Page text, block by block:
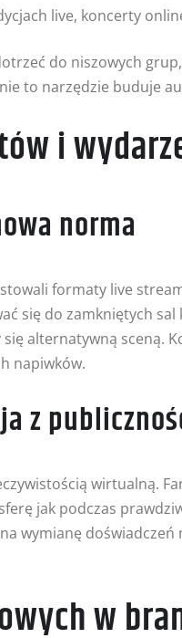
live, koncerty
do niszowych
to narzędzie buduje
i
norma
formaty live
się do zamkniętych
się alternatywną sceną.
napiwków.
z
wirtualną.
jak podczas
wymianę
w